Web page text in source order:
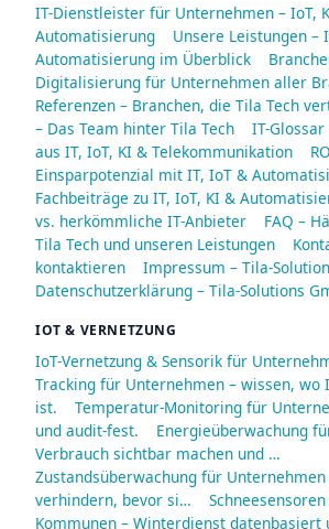
IT-Dienstleister für Unternehmen – IoT,
Automatisierung
Unsere Leistungen –
Automatisierung im Überblick
Digitalisierung für Unternehmen aller
Referenzen – Branchen, die Tila Tech
– Das Team hinter Tila Tech
IT-
aus IT, IoT, KI & Telekommunikation
Einsparpotenzial mit IT, IoT &
Fachbeiträge zu IT, IoT, KI &
vs. herkömmliche IT-Anbieter
FAQ –
Tila Tech und unseren Leistungen
kontaktieren
Impressum – Tila-
Datenschutzerklärung – Tila-Solutions
IOT & VERNETZUNG
IoT-Vernetzung & Sensorik für
Tracking für Unternehmen – wissen, wo
ist.
Temperatur-Monitoring für
und audit-fest.
Energieüberwachung
Verbrauch sichtbar machen und …
Zustandsüberwachung für
verhindern, bevor si…
Kommunen – Winterdienst datenbasiert